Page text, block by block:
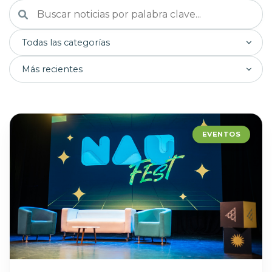
Buscar por palabra clave
Filtrar por categoría
Ordenar por fecha
EVENTOS